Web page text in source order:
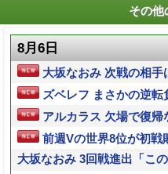
その他
8月6日
大坂なおみ 次戦の相手
ズベレフ まさかの逆転
アルカラス 欠場で復帰
前週Vの世界8位が初戦
大坂なおみ 3回戦進出「こ